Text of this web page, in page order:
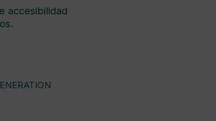
accesibilidad